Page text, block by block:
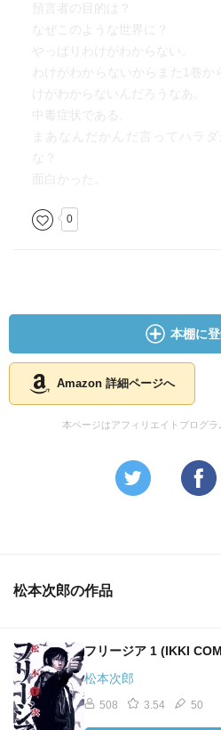
預言者の目的は？
なぜこのような世界に？
やっぱりわけがわからない。
わけがわからないからまた1巻
けがわからないんだろうなあ。
中毒症状である。
まあなんだかんだ言ってハラ
な？
面白かった。
0
本棚に
Amazon 詳細ページへ
本ページはアフィリエイトプログ
松本次郎の作品
フリージア 1 (IKKI
松本次郎
508 3.54 50